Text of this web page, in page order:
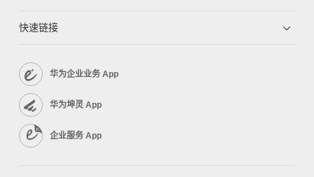
快速链接
华为企业业务 App
华为坤灵 App
企业服务 App